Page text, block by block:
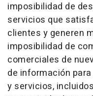
imposibilidad de
servicios que
clientes y generen
imposibilidad de
comerciales de
de información
y servicios,